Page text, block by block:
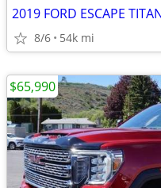
2019 FORD ESCAPE
8/6 54k mi
$65,990